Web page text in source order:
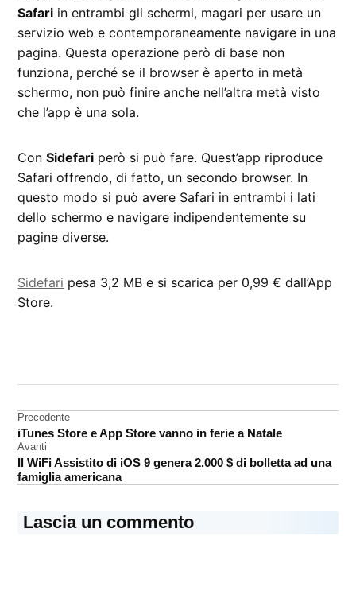
Safari in entrambi gli schermi, magari per usare un
servizio web e contemporaneamente navigare in una
pagina. Questa operazione però di base non
funziona, perché se il browser è aperto in metà
schermo, non può finire anche nell’altra metà visto
che l’app è una sola.
ConSidefari però si può fare. Quest’app riproduce
Safari offrendo, di fatto, un secondo browser. In
questo modo si può avere Safari in entrambi i lati
dello schermo e navigare indipendentemente su
pagine diverse.
Sidefari pesa 3,2 MB e si scarica per 0,99 € dall’App
Store.
iPad
Safari
Navigazione
articoli
Precedente
iTunes Store e App Store vanno in ferie a Natale
Avanti
Il WiFi Assistito di iOS 9 genera 2.000 $ di bolletta ad una
famiglia americana
Lascia un commento